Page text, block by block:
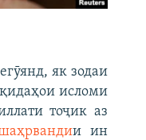
як зодаи
исломи
тоҷик аз
и ин